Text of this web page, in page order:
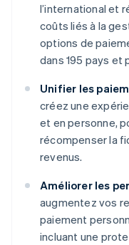
l’international et
coûts liés à la
options de
dans 195 pays et
Unifier les
créez une
et en personne,
récompenser la
revenus.
Améliorer les
augmentez vos
paiement
incluant une